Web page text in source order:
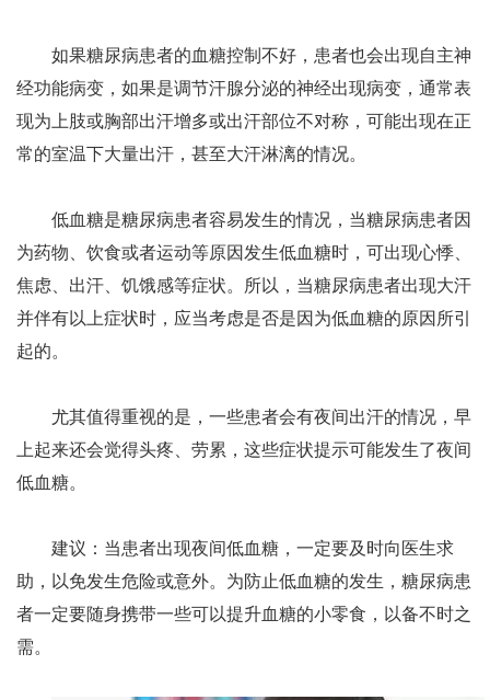
如果糖尿病患者的血糖控制不好，患者也会出现自主神
经功能病变，如果是调节汗腺分泌的神经出现病变，通常表
现为上肢或胸部出汗增多或出汗部位不对称，可能出现在正
常的室温下大量出汗，甚至大汗淋漓的情况。
低血糖是糖尿病患者容易发生的情况，当糖尿病患者因
为药物、饮食或者运动等原因发生低血糖时，可出现心悸、
焦虑、出汗、饥饿感等症状。所以，当糖尿病患者出现大汗
并伴有以上症状时，应当考虑是否是因为低血糖的原因所引
起的。
尤其值得重视的是，一些患者会有夜间出汗的情况，早
上起来还会觉得头疼、劳累，这些症状提示可能发生了夜间
低血糖。
建议：当患者出现夜间低血糖，一定要及时向医生求
助，以免发生危险或意外。为防止低血糖的发生，糖尿病患
者一定要随身携带一些可以提升血糖的小零食，以备不时之
需。